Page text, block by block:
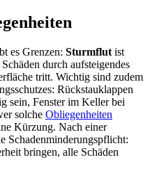
es Grenzen: Sturmflut ist
durch aufsteigendes
tritt. Wichtig sind zudem
Rückstauklappen
sein, Fenster im Keller bei
solche Obliegenheiten
Kürzung. Nach einer
Schadenminderungspflicht:
bringen, alle Schäden